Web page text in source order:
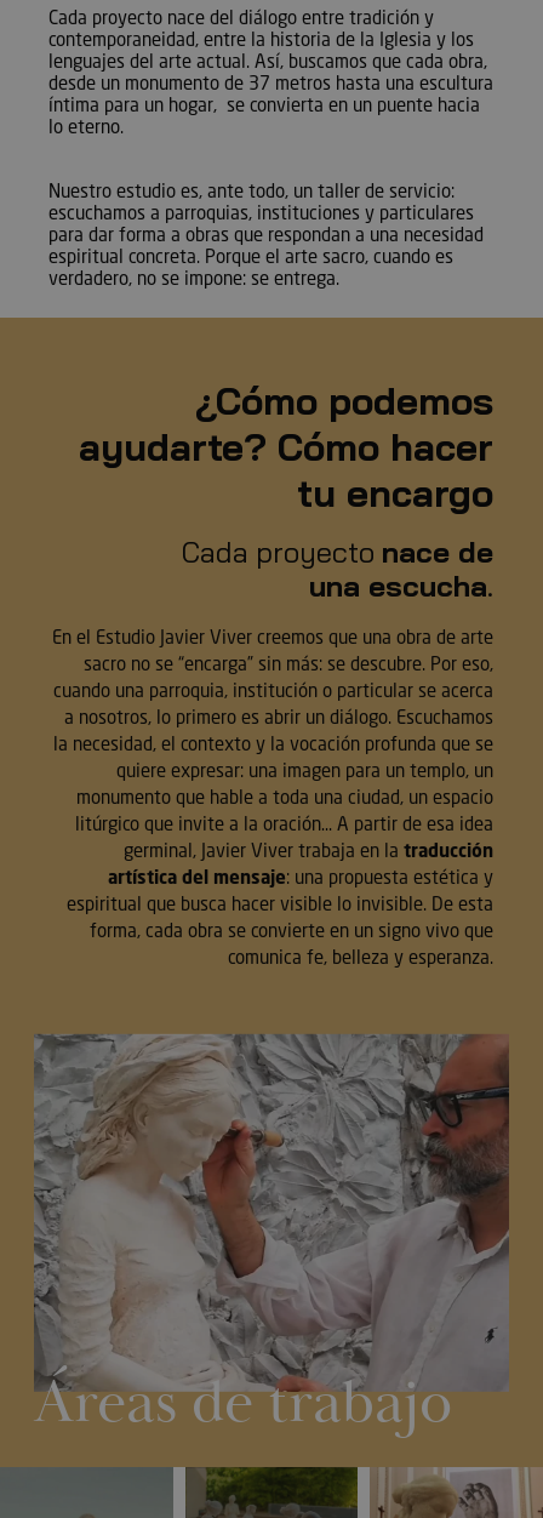
Cada proyecto nace del diálogo entre tradición y
contemporaneidad, entre la historia de la Iglesia y los
lenguajes del arte actual. Así, buscamos que cada obra,
desde un monumento de 37 metros hasta una escultura
íntima para un hogar, se convierta en un puente hacia
lo eterno.
Nuestro estudio es, ante todo, un taller de servicio:
escuchamos a parroquias, instituciones y particulares
para dar forma a obras que respondan a una necesidad
espiritual concreta. Porque el arte sacro, cuando es
verdadero, no se impone: se entrega.
¿Cómo podemos
ayudarte? Cómo hacer
tu encargo
Cada proyectonace de
una escucha.
En el Estudio Javier Viver creemos que una obra de arte
sacro no se “encarga” sin más: se descubre. Por eso,
cuando una parroquia, institución o particular se acerca
a nosotros, lo primero es abrir un diálogo. Escuchamos
la necesidad, el contexto y la vocación profunda que se
quiere expresar: una imagen para un templo, un
monumento que hable a toda una ciudad, un espacio
litúrgico que invite a la oración… A partir de esa idea
germinal, Javier Viver trabaja en la traducción
artística del mensaje: una propuesta estética y
espiritual que busca hacer visible lo invisible. De esta
forma, cada obra se convierte en un signo vivo que
comunica fe, belleza y esperanza.
Áreas de trabajo